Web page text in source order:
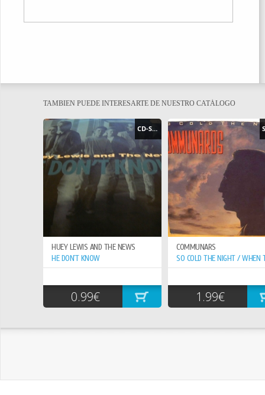
TAMBIEN PUEDE INTERESARTE DE NUESTRO CATÁLOGO
CD-SINGLE
HUEY LEWIS AND THE NEWS
HE DON`T KNOW
0.99€
COMMUNARS
1.99€